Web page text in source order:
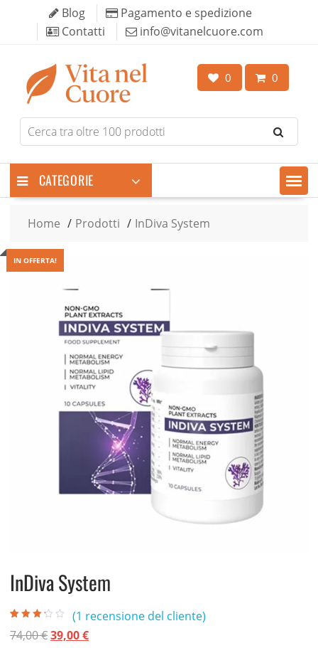
content
Blog
Pagamento e spedizione
Contatti
info@vitanelcuore.com
0 0
Search
for
CATEGORIE
Home Prodotti InDiva System
IN OFFERTA!
InDiva System
3.00su
5 su
(1 recensione del cliente)
74,00€Il
39,00€Il